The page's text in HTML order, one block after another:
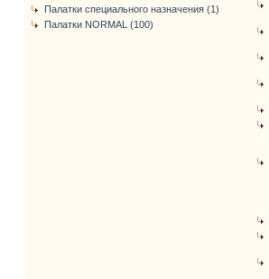
Палатки специального назначения (1)
Палатки NORMAL (100)